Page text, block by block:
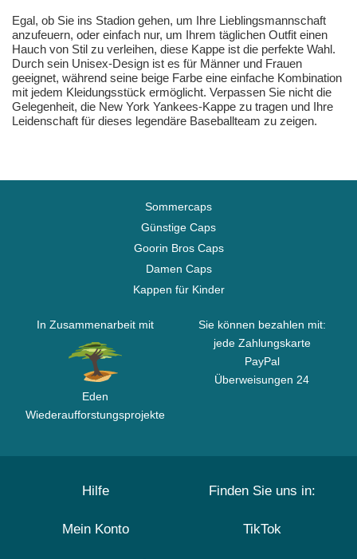
Egal, ob Sie ins Stadion gehen, um Ihre Lieblingsmannschaft
anzufeuern, oder einfach nur, um Ihrem täglichen Outfit einen
Hauch von Stil zu verleihen, diese Kappe ist die perfekte Wahl.
Durch sein Unisex-Design ist es für Männer und Frauen
geeignet, während seine beige Farbe eine einfache Kombination
mit jedem Kleidungsstück ermöglicht. Verpassen Sie nicht die
Gelegenheit, die New York Yankees-Kappe zu tragen und Ihre
Leidenschaft für dieses legendäre Baseballteam zu zeigen.
Sommercaps
Günstige Caps
Goorin Bros Caps
Damen Caps
Kappen für Kinder
In Zusammenarbeit mit
Eden
Wiederaufforstungsprojekte
Sie können bezahlen mit:
jede Zahlungskarte
PayPal
Überweisungen 24
Hilfe
Mein Konto
Finden Sie uns in:
TikTok